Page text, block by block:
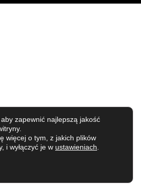
zapewnić najlepszą jakość
więcej o tym, z jakich plików
i wyłączyć je w ustawieniach